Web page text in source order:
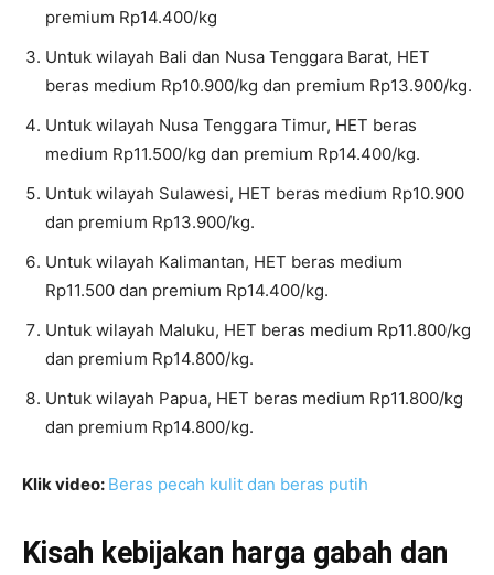
premium Rp14.400/kg
Untuk wilayah Bali dan Nusa Tenggara Barat, HET
beras medium Rp10.900/kg dan premium Rp13.900/kg.
Untuk wilayah Nusa Tenggara Timur, HET beras
medium Rp11.500/kg dan premium Rp14.400/kg.
Untuk wilayah Sulawesi, HET beras medium Rp10.900
dan premium Rp13.900/kg.
Untuk wilayah Kalimantan, HET beras medium
Rp11.500 dan premium Rp14.400/kg.
Untuk wilayah Maluku, HET beras medium Rp11.800/kg
dan premium Rp14.800/kg.
Untuk wilayah Papua, HET beras medium Rp11.800/kg
dan premium Rp14.800/kg.
Klik video: Beras pecah kulit dan beras putih
Kisah kebijakan harga gabah dan